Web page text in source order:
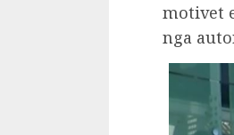
motivet
nga